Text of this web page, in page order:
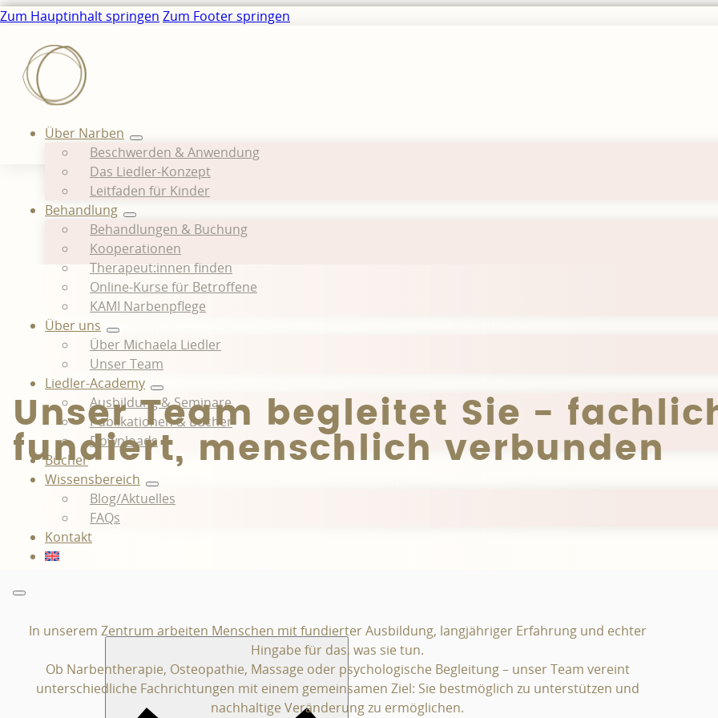
Zum Hauptinhalt springen Zum Footer springen
Über Narben
Beschwerden & Anwendung
Das Liedler-Konzept
Leitfaden für Kinder
Behandlung
Behandlungen & Buchung
Kooperationen
Therapeut:innen finden
Online-Kurse für Betroffene
KAMI Narbenpflege
Über uns
Über Michaela Liedler
Unser Team
Liedler-Academy
Ausbildung & Seminare
Publikationen & Bücher
Downloads
Bücher
Wissensbereich
Blog/Aktuelles
FAQs
Kontakt
Unser Team begleitet Sie -
fundiert, menschlich verbunden
In unserem Zentrum arbeiten Menschen mit fundierter Ausbildung, langjähriger Erfahrung und echter
Hingabe für das, was sie tun.
Ob Narbentherapie, Osteopathie, Massage oder psychologische Begleitung – unser Team vereint
unterschiedliche Fachrichtungen mit einem gemeinsamen Ziel: Sie bestmöglich zu unterstützen und
nachhaltige Veränderung zu ermöglichen.